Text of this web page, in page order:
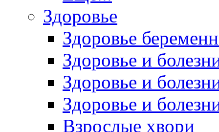
Здоровье
Здоровье
Здоровье и
Здоровье и
Здоровье и
Взрослые хвори